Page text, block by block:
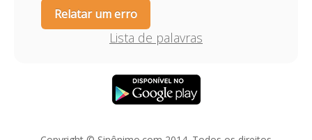
Relatar um erro
Lista de palavras